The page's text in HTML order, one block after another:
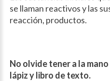
se llaman reactivos y las
reacción, productos.
No olvide tener a la
lápiz y libro de texto.